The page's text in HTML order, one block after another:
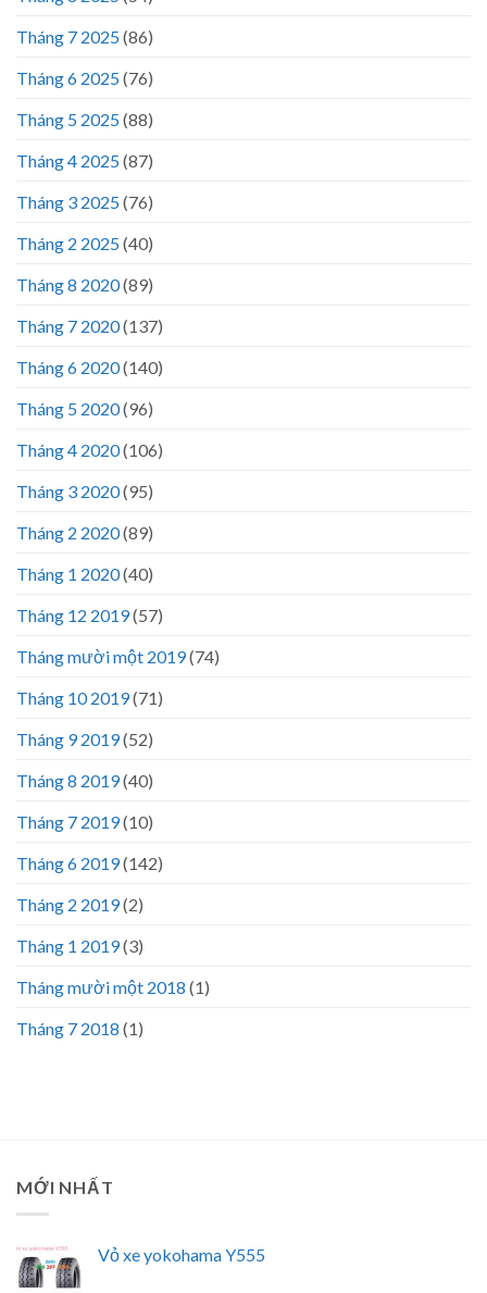
Tháng 7 2025(86)
Tháng 6 2025(76)
Tháng 5 2025(88)
Tháng 4 2025(87)
Tháng 3 2025(76)
Tháng 2 2025(40)
Tháng 8 2020(89)
Tháng 7 2020(137)
Tháng 6 2020(140)
Tháng 5 2020(96)
Tháng 4 2020(106)
Tháng 3 2020(95)
Tháng 2 2020(89)
Tháng 1 2020(40)
Tháng 12 2019(57)
Tháng mười một 2019(74)
Tháng 10 2019(71)
Tháng 9 2019(52)
Tháng 8 2019(40)
Tháng 7 2019(10)
Tháng 6 2019(142)
Tháng 2 2019(2)
Tháng 1 2019(3)
Tháng mười một 2018 (1)
Tháng 7 2018 (1)
MỚI NHẤT
Vỏ xe yokohama Y555